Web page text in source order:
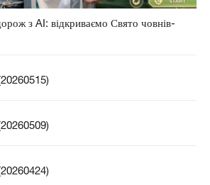
з AI: відкриваємо Свято човнів-